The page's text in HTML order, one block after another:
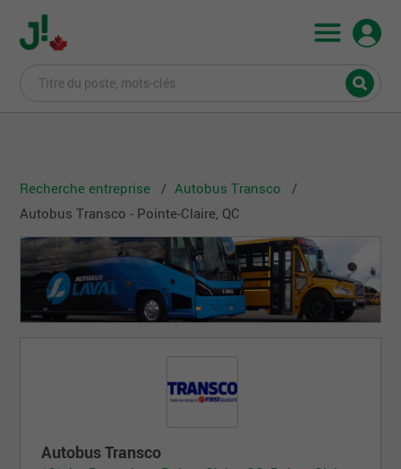
Recherche entreprise
Autobus Transco
Autobus Transco - Pointe-Claire, QC
Autobus Transco